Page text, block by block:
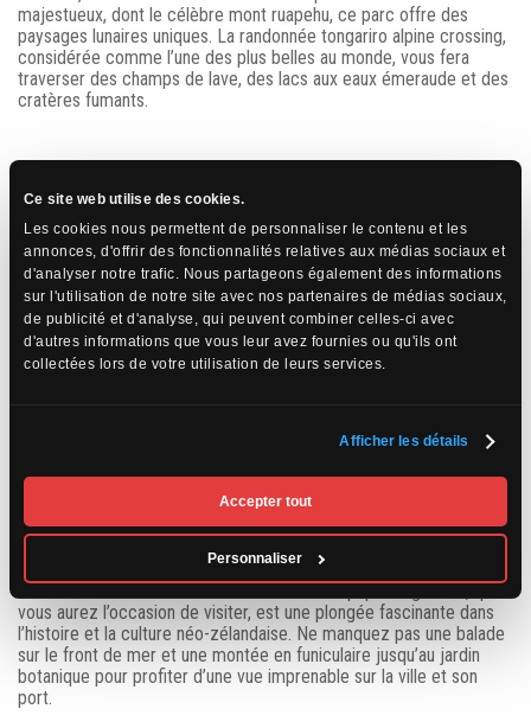
Ce site web utilise des cookies.
Les cookies nous permettent de personnaliser le contenu et les
annonces, d'offrir des fonctionnalités relatives aux médias sociaux et
d'analyser notre trafic. Nous partageons également des informations
sur l'utilisation de notre site avec nos partenaires de médias sociaux,
de publicité et d'analyse, qui peuvent combiner celles-ci avec
d'autres informations que vous leur avez fournies ou qu'ils ont
collectées lors de votre utilisation de leurs services.
Afficher les détails
Accepter tout
Personnaliser
majestueux, dont le célèbre mont ruapehu, ce parc offre des
paysages lunaires uniques. La randonnée tongariro alpine crossing,
considérée comme l’une des plus belles au monde, vous fera
traverser des champs de lave, des lacs aux eaux émeraude et des
cratères fumants.
Wellington, capitale culturelle
Wellington, la capitale, vous charmera par son ambiance bohème
et sa scène culturelle vibrante. Le musée te papa tongarewa, que
vous aurez l’occasion de visiter, est une plongée fascinante dans
l’histoire et la culture néo-zélandaise. Ne manquez pas une balade
sur le front de mer et une montée en funiculaire jusqu’au jardin
botanique pour profiter d’une vue imprenable sur la ville et son
port.